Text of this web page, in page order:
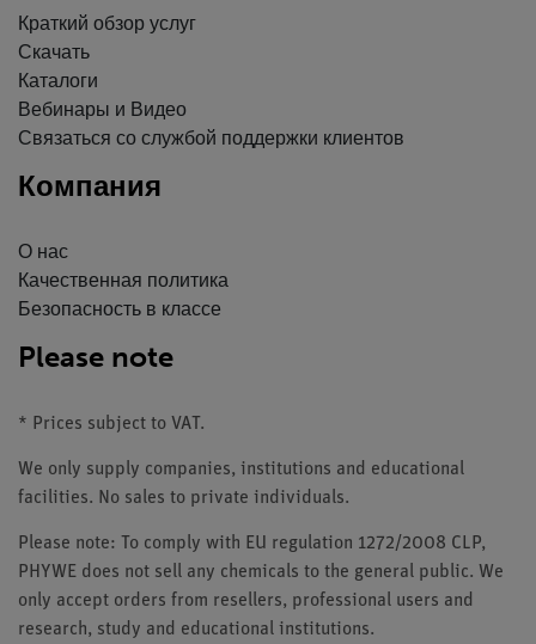
Краткий обзор услуг
Скачать
Каталоги
Вебинары и Видео
Связаться со службой поддержки клиентов
Компания
О нас
Качественная политика
Безопасность в классе
Please note
* Prices subject to VAT.
We only supply companies, institutions and educational
facilities. No sales to private individuals.
Please note: To comply with EU regulation 1272/2008 CLP,
PHYWE does not sell any chemicals to the general public. We
only accept orders from resellers, professional users and
research, study and educational institutions.